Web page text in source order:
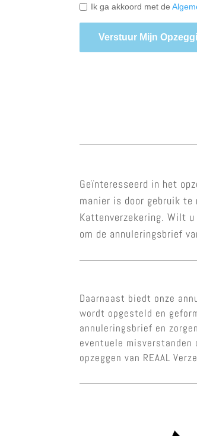
Ik ga akkoord met de
Verstuur Mijn
Geïnteresseerd in het
manier is door gebruik te
Kattenverzekering. Wilt u
om de annuleringsbrief
Daarnaast biedt onze
wordt opgesteld en
annuleringsbrief en
eventuele
opzeggen van REAAL